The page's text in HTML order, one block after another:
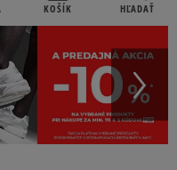
KOŠÍK HĽADAŤ